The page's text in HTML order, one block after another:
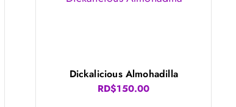
Dickalicious Almohadilla
RD$150.00